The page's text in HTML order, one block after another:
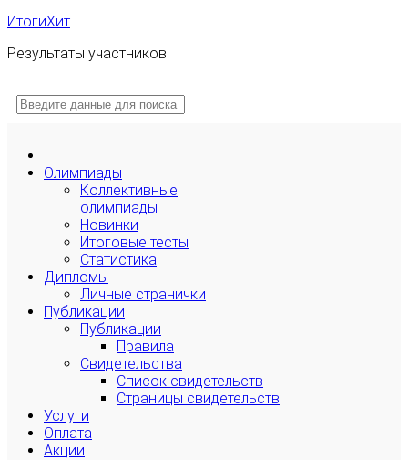
ИтогиХит
Результаты участников
Олимпиады
Коллективные
олимпиады
Новинки
Итоговые тесты
Статистика
Дипломы
Личные странички
Публикации
Публикации
Правила
Свидетельства
Список свидетельств
Страницы свидетельств
Услуги
Оплата
Акции